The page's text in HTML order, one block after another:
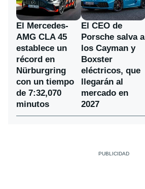
El Mercedes-
AMG CLA 45
establece un
récord en
Nürburgring
con un tiempo
de 7:32,070
minutos
El CEO de
Porsche salva a
los Cayman y
Boxster
eléctricos, que
llegarán al
mercado en
2027